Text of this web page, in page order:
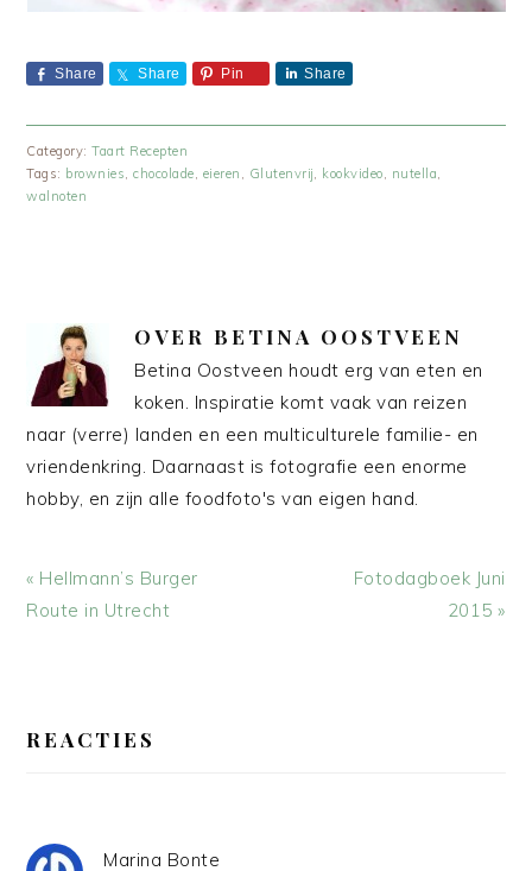
Share Share Pin Share
Category:Taart Recepten
Tags: brownies,chocolade, eieren , Glutenvrij, kookvideo, nutella,
walnoten
OVER BETINA OOSTVEEN
Betina Oostveen houdt erg van eten en
koken. Inspiratie komt vaak van reizen
naar (verre) landen en een multiculturele familie- en
vriendenkring. Daarnaast is fotografie een enorme
hobby, en zijn alle foodfoto's van eigen hand.
Vorig
bericht:
« Hellmann’s Burger
Route in Utrecht
Volgend
Fotodagboek Juni
2015 »
INTERACTIES
REACTIES
Marina Bonte